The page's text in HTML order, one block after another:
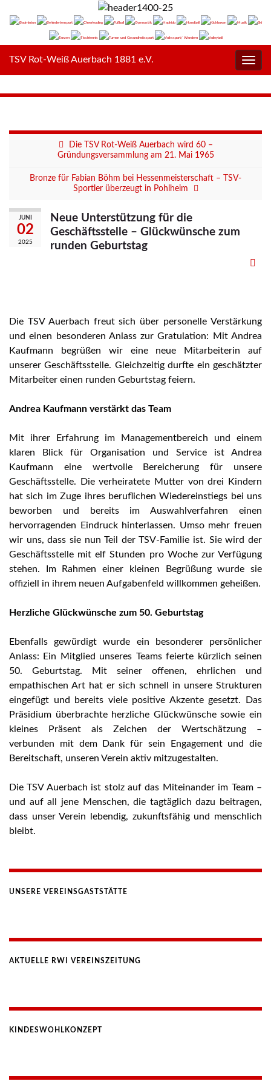
TSV Rot-Weiß Auerbach 1881 e.V.
Die TSV Rot-Weiß Auerbach wird 60 –
Gründungsversammlung am 21. Mai 1965
Bronze für Fabian Böhm bei Hessenmeisterschaft – TSV-
Sportler überzeugt in Pohlheim
JUNI
02
2025
Neue Unterstützung für die
Geschäftsstelle – Glückwünsche zum
runden Geburtstag
Die TSV Auerbach freut sich über personelle Verstärkung
und einen besonderen Anlass zur Gratulation: Mit Andrea
Kaufmann begrüßen wir eine neue Mitarbeiterin auf
unserer Geschäftsstelle. Gleichzeitig durfte ein geschätzter
Mitarbeiter einen runden Geburtstag feiern.
Andrea Kaufmann verstärkt das Team
Mit ihrer Erfahrung im Managementbereich und einem
klaren Blick für Organisation und Service ist Andrea
Kaufmann eine wertvolle Bereicherung für unsere
Geschäftsstelle. Die verheiratete Mutter von drei Kindern
hat sich im Zuge ihres beruflichen Wiedereinstiegs bei uns
beworben und bereits im Auswahlverfahren einen
hervorragenden Eindruck hinterlassen. Umso mehr freuen
wir uns, dass sie nun Teil der TSV-Familie ist. Sie wird der
Geschäftsstelle mit elf Stunden pro Woche zur Verfügung
stehen. Im Rahmen einer kleinen Begrüßung wurde sie
offiziell in ihrem neuen Aufgabenfeld willkommen geheißen.
Herzliche Glückwünsche zum 50. Geburtstag
Ebenfalls gewürdigt wurde ein besonderer persönlicher
Anlass: Ein Mitglied unseres Teams feierte kürzlich seinen
50. Geburtstag. Mit seiner offenen, ehrlichen und
empathischen Art hat er sich schnell in unsere Strukturen
eingefügt und bereits viele positive Akzente gesetzt. Das
Präsidium überbrachte herzliche Glückwünsche sowie ein
kleines Präsent als Zeichen der Wertschätzung –
verbunden mit dem Dank für sein Engagement und die
Bereitschaft, unseren Verein aktiv mitzugestalten.
Die TSV Auerbach ist stolz auf das Miteinander im Team –
und auf all jene Menschen, die tagtäglich dazu beitragen,
dass unser Verein lebendig, zukunftsfähig und menschlich
bleibt.
UNSERE VEREINSGASTSTÄTTE
AKTUELLE RWI VEREINSZEITUNG
KINDESWOHLKONZEPT